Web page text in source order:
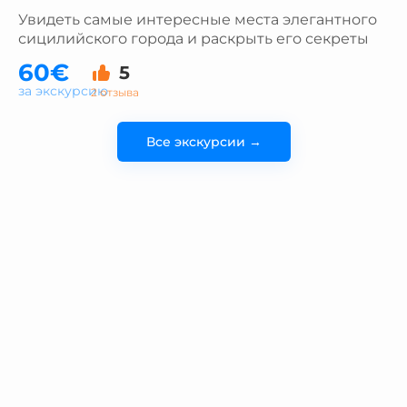
Увидеть самые интересные места элегантного
сицилийского города и раскрыть его секреты
60€ 5
2 отзыва
за экскурсию
Все экскурсии →